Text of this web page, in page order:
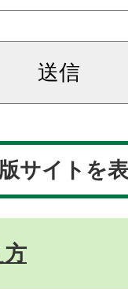
サイトを
方